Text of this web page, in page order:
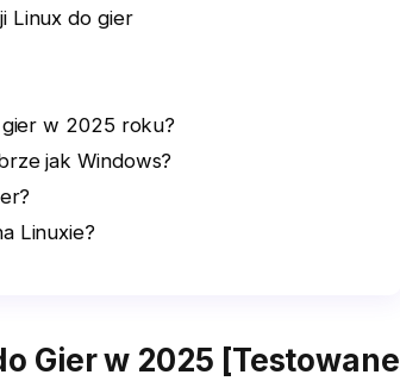
Linux do gier
w 2025 roku?
jak Windows?
Linuxie?
Gier w 2025 [Testowane